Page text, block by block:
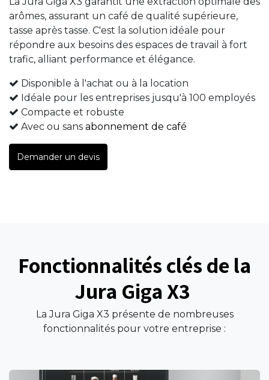
arômes, assurant un café de qualité supérieure,
tasse après tasse. C'est la solution idéale pour
répondre aux besoins des espaces de travail à fort
trafic, alliant performance et élégance.
Disponible à l'achat ou à la location
Idéale pour les entreprises jusqu'à 100 employés
Compacte et robuste
Avec ou sans abonnement de café
Demander un devis
Fonctionnalités clés de la
Jura Giga X3
La Jura Giga X3 présente de nombreuses
fonctionnalités pour votre entreprise :